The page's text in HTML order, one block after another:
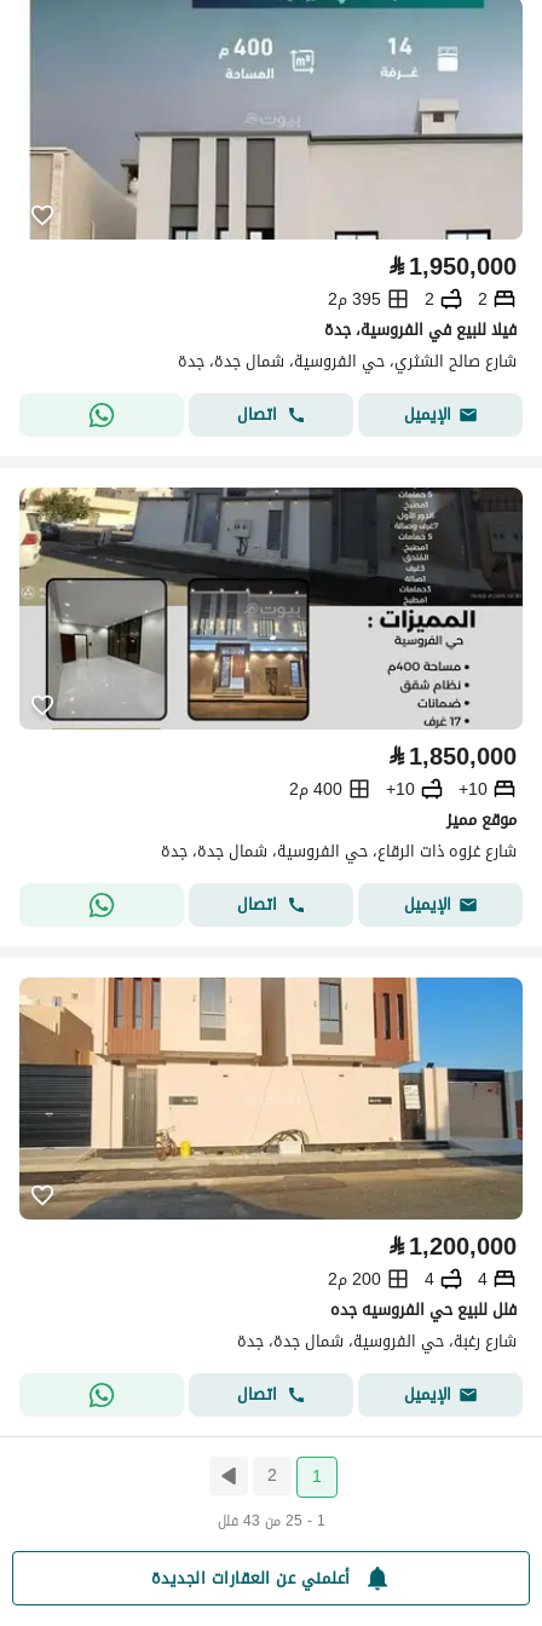
⃁1,950,000
2
2
395 م2
فيلا للبيع في الفروسية، جدة
شارع صالح الشثري، حي الفروسية، شمال جدة، جدة
الإيميل
اتصال
⃁1,850,000
10+
10+
400 م2
موقع مميز
شارع غزوه ذات الرقاع، حي الفروسية، شمال جدة، جدة
الإيميل
اتصال
⃁1,200,000
4
4
200 م2
فلل للبيع حي الفروسيه جده
شارع رغبة، حي الفروسية، شمال جدة، جدة
الإيميل
اتصال
1
2
1 - 25 من 43 فلل
أعلمني عن العقارات الجديدة